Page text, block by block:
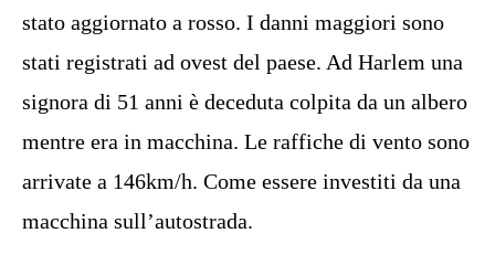
stato aggiornato a rosso. I danni maggiori sono
stati registrati ad ovest del paese. Ad Harlem una
signora di 51 anni è deceduta colpita da un albero
mentre era in macchina. Le raffiche di vento sono
arrivate a 146km/h. Come essere investiti da una
macchina sull’autostrada.